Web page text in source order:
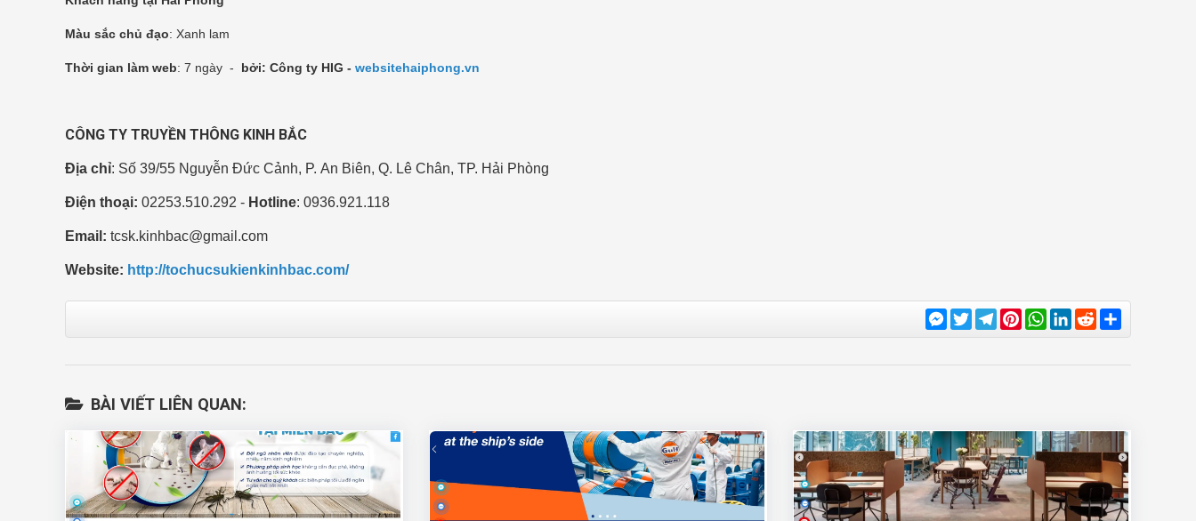
Màu sắc chủ đạo: Xanh lam
Thời gian làm web: 7 ngày - bởi: Công ty HIG - websitehaiphong.vn
CÔNG TY TRUYỀN THÔNG KINH BẮC
Địa chỉ: Số 39/55 Nguyễn Đức Cảnh, P. An Biên, Q. Lê Chân, TP. Hải Phòng
Điện thoại: 02253.510.292 - Hotline: 0936.921.118
Email: tcsk.kinhbac@gmail.com
Website: http://tochucsukienkinhbac.com/
Messenger
TwitterTelegram
Pinterest
WhatsApp
LinkedIn
Reddit
BÀI VIẾT LIÊN QUAN: